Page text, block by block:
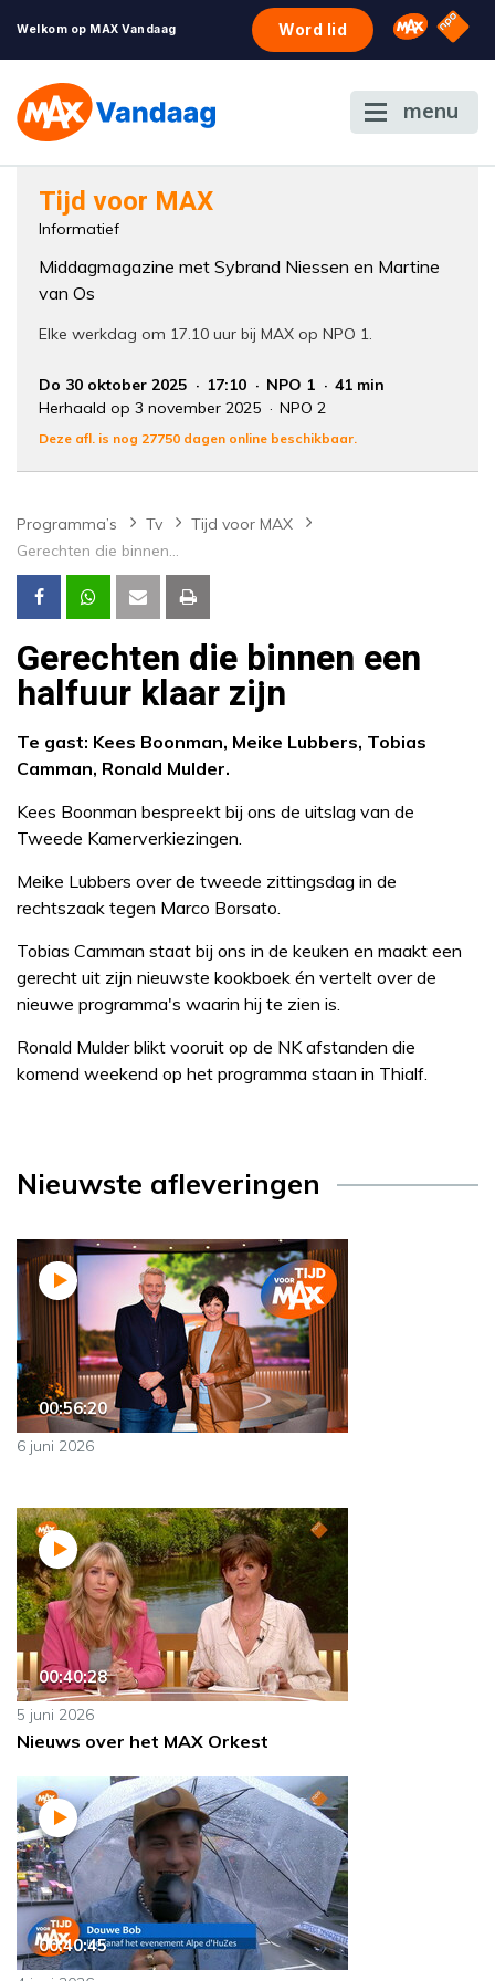
Welkom op MAX Vandaag Word lid Omroep
NPO
menu
Er is een licentie-fout opgetreden. Als het
contact op met onze klantenservice.
Tijd voor MAX
Informatief
Middagmagazine met Sybrand Niessen en Martine
van Os
Elke werkdag om 17.10 uur bij MAX op NPO 1.
Do 30 oktober 2025 17:10 NPO 1
41 min
Herhaald op 3 november 2025
NPO 2
Deze afl. is nog 27750 dagen online beschikbaar.
Programma’s Tv
Tijd voor MAX
Gerechten die binnen een halfuur klaar zijn
Gerechten die binnen een
halfuur klaar zijn
Te gast: Kees Boonman, Meike Lubbers, Tobias
Camman, Ronald Mulder.
Kees Boonman bespreekt bij ons de uitslag van de
Tweede Kamerverkiezingen.
Meike Lubbers over de tweede zittingsdag in de
rechtszaak tegen Marco Borsato.
Tobias Camman staat bij ons in de keuken en maakt een
gerecht uit zijn nieuwste kookboek én vertelt over de
nieuwe programma's waarin hij te zien is.
Ronald Mulder blikt vooruit op de NK afstanden die
komend weekend op het programma staan in Thialf.
Nieuwste afleveringen
00:56:20
6 juni 2026
00:40:28
5 juni 2026
Nieuws over het MAX Orkest
00:40:45